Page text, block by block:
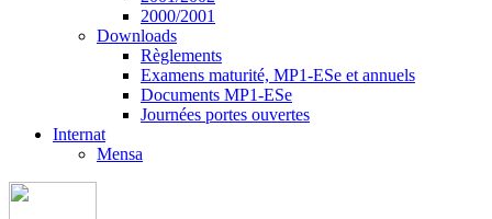
2000/2001
Downloads
Règlements
Examens maturité, MP1-ESe et annuels
Documents MP1-ESe
Journées portes ouvertes
Internat
Mensa